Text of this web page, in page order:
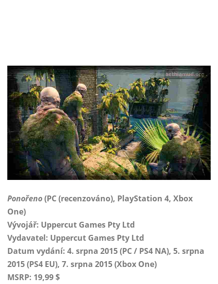
Ponořeno(PC (recenzováno), PlayStation 4, Xbox
One)
Vývojář: Uppercut Games Pty Ltd
Vydavatel: Uppercut Games Pty Ltd
Datum vydání: 4. srpna 2015 (PC / PS4 NA), 5. srpna
2015 (PS4 EU), 7. srpna 2015 (Xbox One)
MSRP: 19,99 $